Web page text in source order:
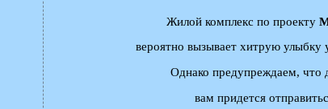
Жилой комплекс по проекту
вероятно вызывает хитрую
Однако предупреждаем, что
вам придется